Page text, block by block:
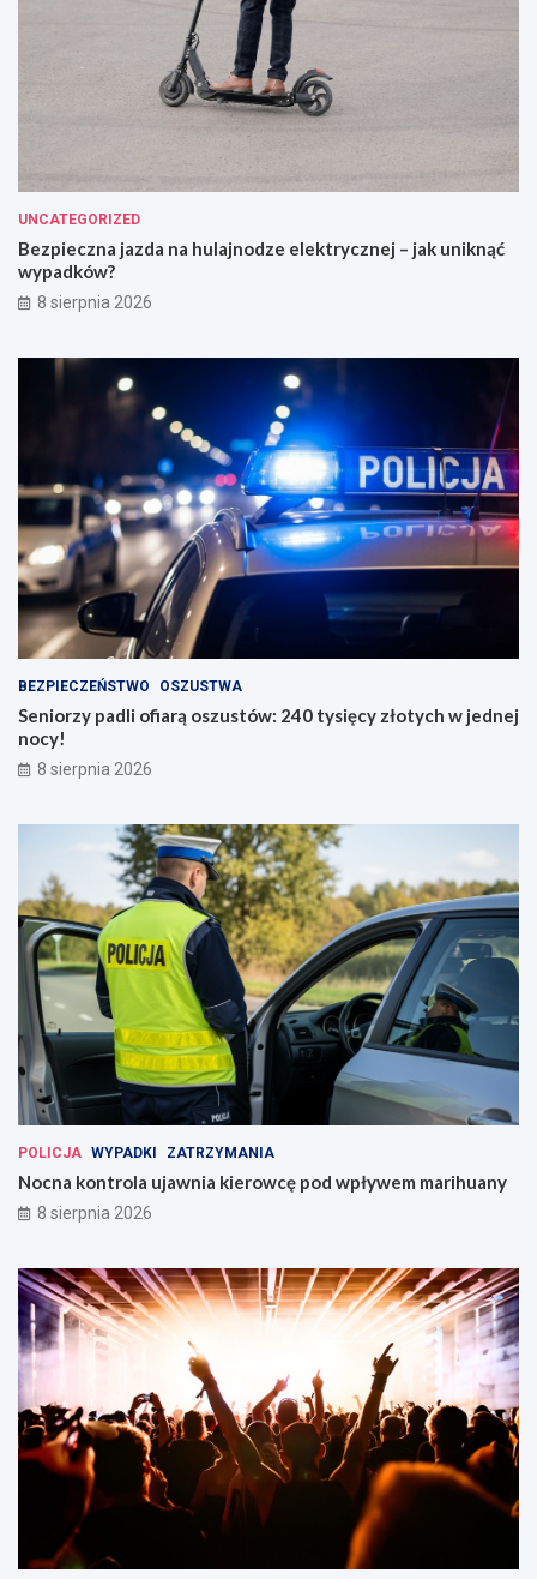
UNCATEGORIZED
Bezpieczna jazda na hulajnodze elektrycznej – jak uniknąć
wypadków?
8 sierpnia 2026
BEZPIECZEŃSTWO OSZUSTWA
Seniorzy padli ofiarą oszustów: 240 tysięcy złotych w jednej
nocy!
8 sierpnia 2026
POLICJA WYPADKI ZATRZYMANIA
Nocna kontrola ujawnia kierowcę pod wpływem marihuany
8 sierpnia 2026